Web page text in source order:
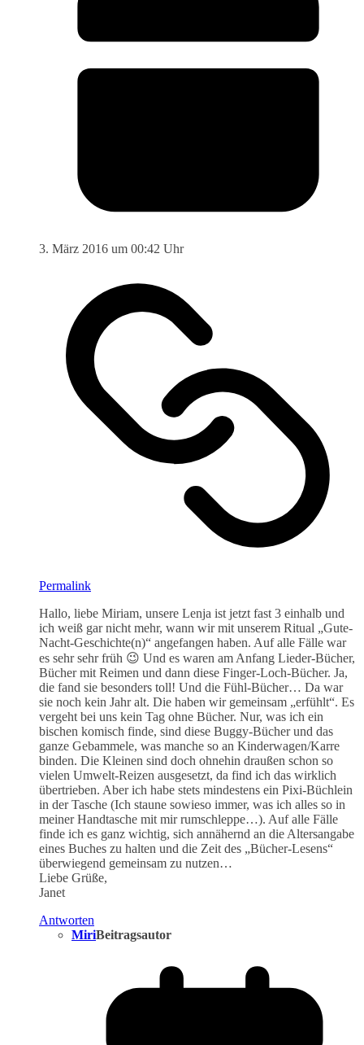
3. März 2016 um 00:42 Uhr
Permalink
Hallo, liebe Miriam, unsere Lenja ist jetzt fast 3 einhalb und
ich weiß gar nicht mehr, wann wir mit unserem Ritual „Gute-
Nacht-Geschichte(n)“ angefangen haben. Auf alle Fälle war
es sehr sehr früh 😉 Und es waren am Anfang Lieder-Bücher,
Bücher mit Reimen und dann diese Finger-Loch-Bücher. Ja,
die fand sie besonders toll! Und die Fühl-Bücher… Da war
sie noch kein Jahr alt. Die haben wir gemeinsam „erfühlt“. Es
vergeht bei uns kein Tag ohne Bücher. Nur, was ich ein
bischen komisch finde, sind diese Buggy-Bücher und das
ganze Gebammele, was manche so an Kinderwagen/Karre
binden. Die Kleinen sind doch ohnehin draußen schon so
vielen Umwelt-Reizen ausgesetzt, da find ich das wirklich
übertrieben. Aber ich habe stets mindestens ein Pixi-Büchlein
in der Tasche (Ich staune sowieso immer, was ich alles so in
meiner Handtasche mit mir rumschleppe…). Auf alle Fälle
finde ich es ganz wichtig, sich annähernd an die Altersangabe
eines Buches zu halten und die Zeit des „Bücher-Lesens“
überwiegend gemeinsam zu nutzen…
Liebe Grüße,
Janet
Antworten
MiriBeitragsautor